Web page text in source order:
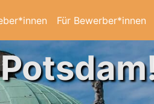
Für Bewerber*innen